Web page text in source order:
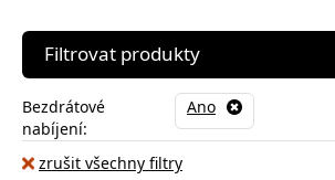
Filtrovat produkty
Bezdrátové
nabíjení:
Ano
zrušit všechny filtry